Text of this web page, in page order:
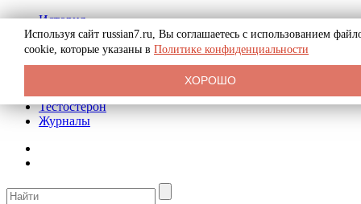
История
Биография
Криминал
Реклама на сайте
Тестостерон
Журналы
Используя сайт russian7.ru, Вы соглашаетесь с использованием
cookie, которые указаны в Политике конфиденциальности
ХОРОШО